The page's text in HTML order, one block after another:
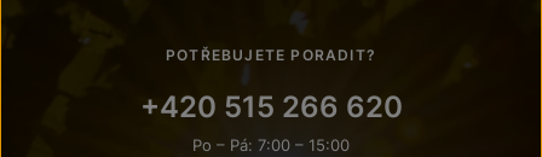
POTŘEBUJETE PORADIT?
+420 515 266 620
Po – Pá: 7:00 – 15:00